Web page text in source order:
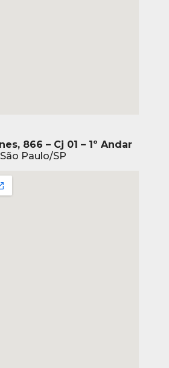
866 – Cj 01 – 1º Andar
Paulo/SP